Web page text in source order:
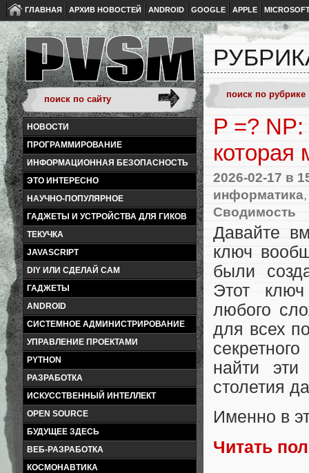
ГЛАВНАЯ АРХИВ НОВОСТЕЙ ANDROID GOOGLE APPLE
НОВОСТИ
ПРОГРАММИРОВАНИЕ
ИНФОРМАЦИОННАЯ БЕЗОПАСНОСТЬ
ЭТО ИНТЕРЕСНО
НАУЧНО-ПОПУЛЯРНОЕ
ГАДЖЕТЫ И УСТРОЙСТВА ДЛЯ ГИКОВ
ТЕКУЧКА
JAVASCRIPT
DIY ИЛИ СДЕЛАЙ САМ
ГАДЖЕТЫ
ANDROID
СИСТЕМНОЕ АДМИНИСТРИРОВАНИЕ
УПРАВЛЕНИЕ ПРОЕКТАМИ
PYTHON
РАЗРАБОТКА
ИСКУССТВЕННЫЙ ИНТЕЛЛЕКТ
OPEN SOURCE
БУДУЩЕЕ ЗДЕСЬ
ВЕБ-РАЗРАБОТКА
КОСМОНАВТИКА
P =?
которая
2026-02-17 в
информатика
Сводимость
Давайте
ключ
были
Этот
любого
для всех
найти
столетия
Именно в
Читать